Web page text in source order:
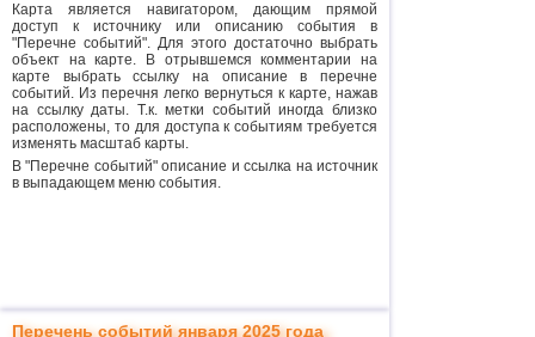
Карта является навигатором, дающим прямой
доступ к источнику или описанию события в
"Перечне событий". Для этого достаточно выбрать
объект на карте. В отрывшемся комментарии на
карте выбрать ссылку на описание в перечне
событий. Из перечня легко вернуться к карте, нажав
на ссылку даты. Т.к. метки событий иногда близко
расположены, то для доступа к событиям требуется
изменять масштаб карты.
В "Перечне событий" описание и ссылка на источник
в выпадающем меню события.
Перечень событий января 2025 года